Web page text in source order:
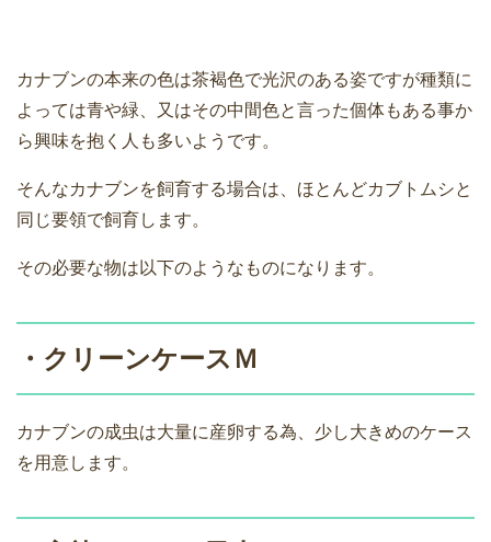
カナブンの本来の色は茶褐色で光沢のある姿ですが種類に
よっては青や緑、又はその中間色と言った個体もある事か
ら興味を抱く人も多いようです。
そんなカナブンを飼育する場合は、ほとんどカブトムシと
同じ要領で飼育します。
その必要な物は以下のようなものになります。
・クリーンケースＭ
カナブンの成虫は大量に産卵する為、少し大きめのケース
を用意します。